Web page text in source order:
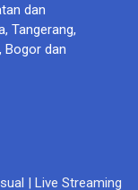
dan
Tangerang,
Bogor dan
| Live Streaming